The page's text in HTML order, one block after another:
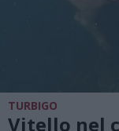
TURBIGO
Vitello nel